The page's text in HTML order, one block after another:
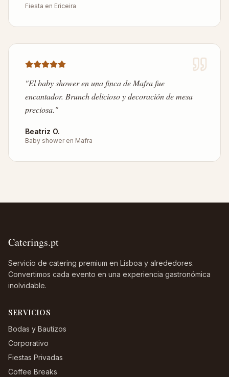
Fiesta en Ericeira
"El baby shower en una finca de Mafra fue
encantador. Brunch delicioso y decoración de mesa
preciosa."
Beatriz O.
Baby shower en Mafra
Caterings.pt
Servicio de catering premium en Lisboa y alrededores.
Convertimos cada evento en una experiencia gastronómica
inolvidable.
SERVICIOS
Bodas y Bautizos
Corporativo
Fiestas Privadas
Coffee Breaks